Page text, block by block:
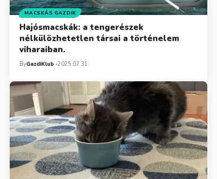
MACSKÁS GAZDIK
Hajósmacskák: a tengerészek
nélkülözhetetlen társai a történelem
viharaiban.
ByGazdiKlub 2025.07.31.